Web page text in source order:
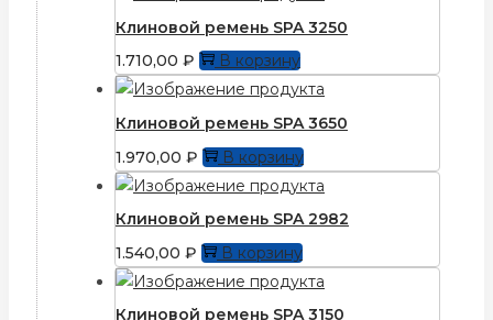
Клиновой ремень SPA 3250
1.710,00 ₽ В корзину
Клиновой ремень SPA 3650
1.970,00 ₽ В корзину
Клиновой ремень SPA 2982
1.540,00 ₽ В корзину
Клиновой ремень SPA 3150